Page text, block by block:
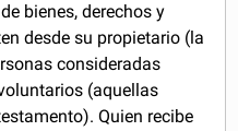
bienes, derechos y
desde su propietario (la
consideradas
(aquellas
Quien recibe